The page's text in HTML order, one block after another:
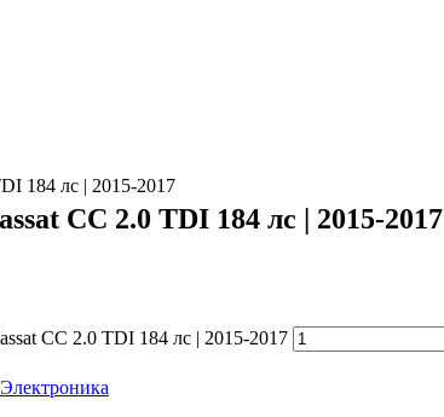
184 лс | 2015-2017
CC 2.0 TDI 184 лс | 2015-2017
CC 2.0 TDI 184 лс | 2015-2017
Электроника